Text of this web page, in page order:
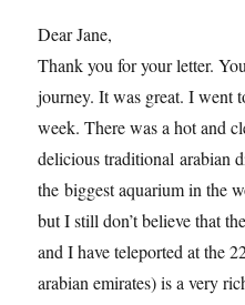
Dear Jane,
Thank you for your letter.
journey. It was great. I went
week. There was a hot and
delicious traditional arabian
the biggest aquarium in the
but I still don’t believe that
and I have teleported at the
arabian emirates) is a very